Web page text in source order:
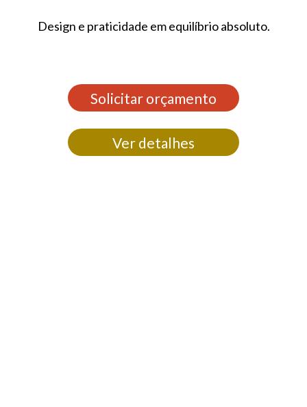
Design e praticidade em equilíbrio absoluto.
Solicitar orçamento
Ver detalhes